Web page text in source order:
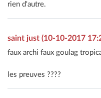
rien d'autre.
saint just (10-10-2017
faux archi faux goulag
les preuves ????